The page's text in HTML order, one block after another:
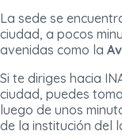
La sede se
ciudad, a pocos
avenidas como la
Si te diriges hacia
ciudad, puedes
luego de unos
de la institución del